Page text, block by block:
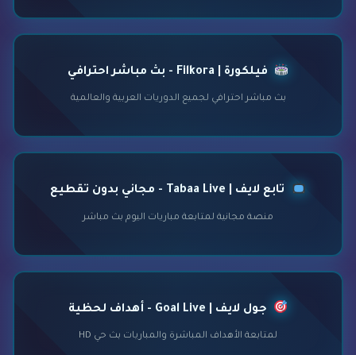
فيلكورة | Filkora - بث مباشر احترافي
بث مباشر احترافي لجميع الدوريات العربية والعالمية
تابع لايف | Tabaa Live - مجاني بدون تقطيع
منصة مجانية لمتابعة مباريات اليوم بث مباشر
جول لايف | Goal Live - أهداف لحظية
لمتابعة الأهداف المباشرة والمباريات بث حي HD